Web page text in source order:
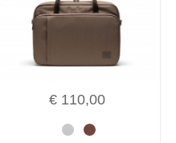
€ 110,00